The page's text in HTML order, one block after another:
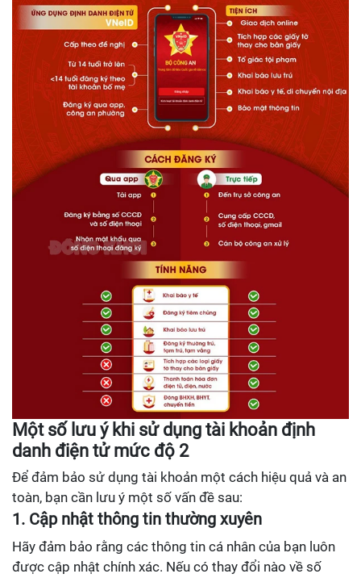
Một số lưu ý khi sử dụng tài khoản định
danh điện tử mức độ 2
Để đảm bảo sử dụng tài khoản một cách hiệu quả và an
toàn, bạn cần lưu ý một số vấn đề sau:
1. Cập nhật thông tin thường xuyên
Hãy đảm bảo rằng các thông tin cá nhân của bạn luôn
được cập nhật chính xác. Nếu có thay đổi nào về số